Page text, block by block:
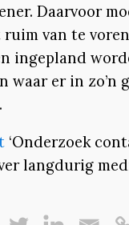
Daarvoor
van te voren
ingepland
waar er in zo’n
‘Onderzoek
langdurig